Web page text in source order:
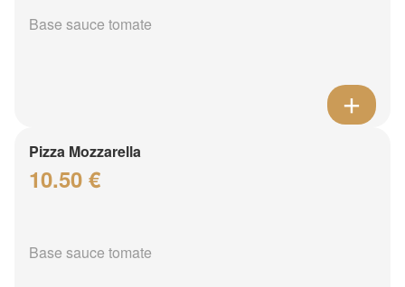
Base sauce tomate
Pizza Mozzarella
10.50 €
Base sauce tomate